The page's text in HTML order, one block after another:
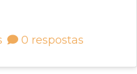
0 respostas